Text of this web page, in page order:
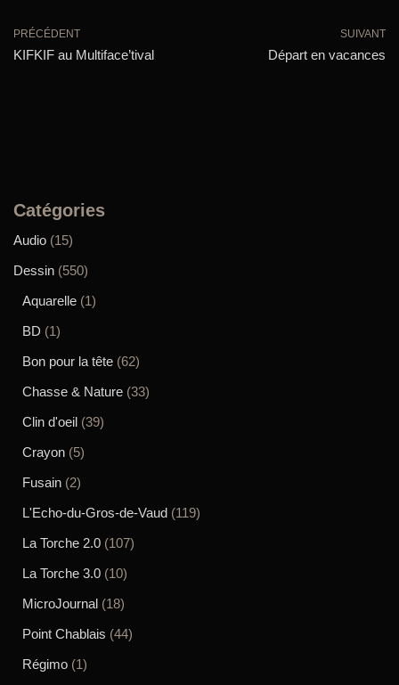
PRÉCÉDENT
KIFKIF au Multiface’tival
SUIVANT
Départ en vacances
Catégories
Audio (15)
Dessin (550)
Aquarelle (1)
BD (1)
Bon pour la tête (62)
Chasse & Nature (33)
Clin d'oeil (39)
Crayon (5)
Fusain (2)
L'Echo-du-Gros-de-Vaud (119)
La Torche 2.0 (107)
La Torche 3.0 (10)
MicroJournal (18)
Point Chablais (44)
Régimo (1)